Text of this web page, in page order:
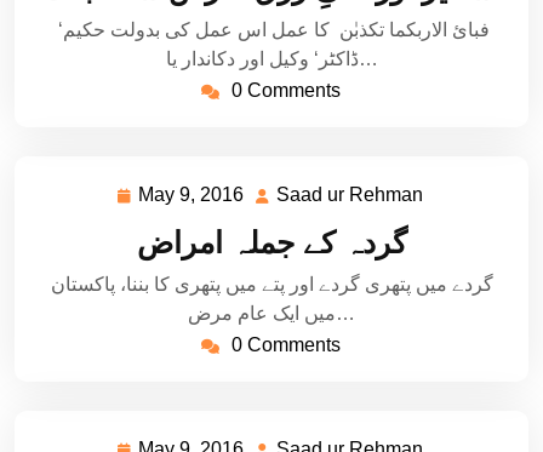
ڈاکٹر‘ وکیل اور دکاندار یا…
0 Comments
May 9, 2016 May
9,
2016
Saad ur Rehman
گردہ کے جملہ امراض
گردے میں پتھری گردے اور پتے میں پتھری کا بننا، پاکستان
میں ایک عام مرض…
0 Comments